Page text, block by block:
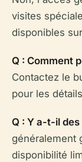
visites
disponibles
Q : Comment
Contactez le
pour les
Q : Y a-t-il
généralement
disponibilité